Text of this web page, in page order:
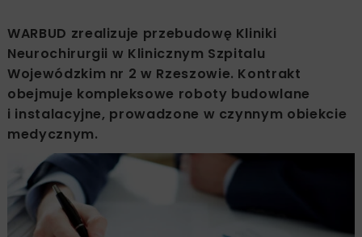
WARBUD zrealizuje przebudowę Kliniki
Neurochirurgii w Klinicznym Szpitalu
Wojewódzkim nr 2 w Rzeszowie. Kontrakt
obejmuje kompleksowe roboty budowlane
i instalacyjne, prowadzone w czynnym obiekcie
medycznym.